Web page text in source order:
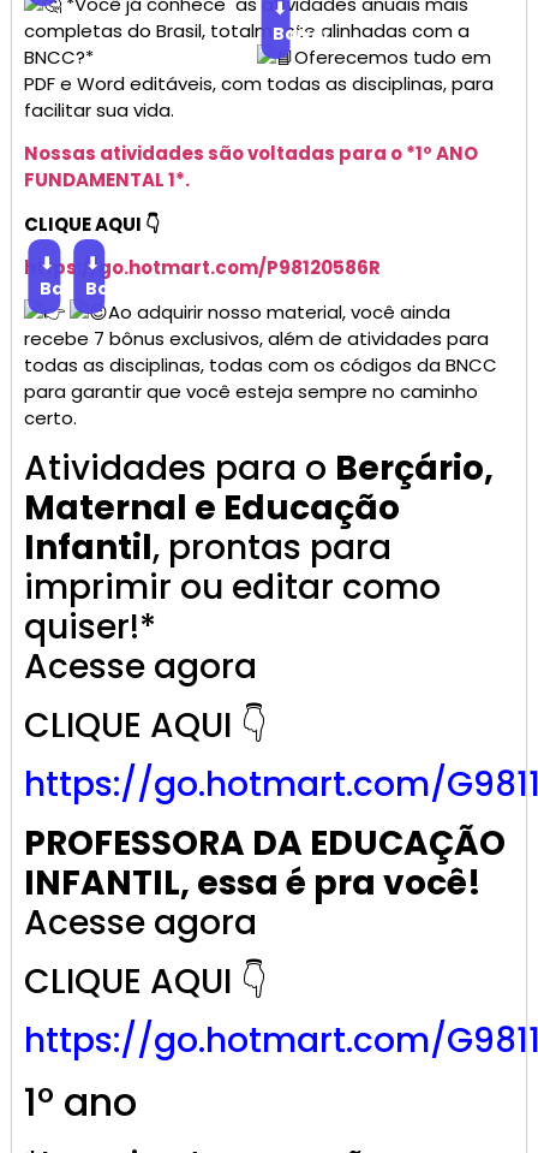
completas do Brasil, totalmente alinhadas com a
BNCC?*
⬇
Baixar
Oferecemos tudo em
PDF e Word editáveis, com todas as disciplinas, para
facilitar sua vida.
Nossas atividades são voltadas para o *1º ANO
FUNDAMENTAL 1*.
CLIQUE AQUI 👇
https://go.hotmart.com/P98120586R
⬇
Baixar
⬇
Baixar
Ao adquirir nosso material, você ainda
recebe 7 bônus exclusivos, além de atividades para
todas as disciplinas, todas com os códigos da BNCC
para garantir que você esteja sempre no caminho
certo.
Atividades para o Berçário,
Maternal e Educação
Infantil, prontas para
imprimir ou editar como
quiser!*
Acesse agora
CLIQUE AQUI 👇
https://go.hotmart.com/
PROFESSORA DA EDUCAÇÃO
INFANTIL, essa é pra você!
Acesse agora
CLIQUE AQUI 👇
https://go.hotmart.com/
1º ano